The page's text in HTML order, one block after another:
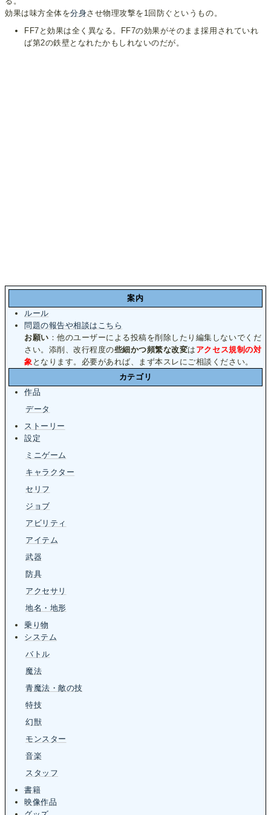
効果は味方全体を分身させ物理攻撃を1回防ぐというもの。
FF7と効果は全く異なる。FF7の効果がそのまま採用されていれ
ば第2の鉄壁となれたかもしれないのだが。
案内
ルール
問題の報告や相談はこちら
お願い ：他のユーザーによる投稿を削除したり編集しないでくだ
さい。添削、改行程度の些細かつ頻繁な改変は アクセス規制の対
象 となります。必要があれば、まず本スレにご相談ください。
カテゴリ
作品
データ
ストーリー
設定
ミニゲーム
キャラクター
セリフ
ジョブ
アビリティ
アイテム
武器
防具
アクセサリ
地名・地形
乗り物
システム
バトル
魔法
青魔法・敵の技
特技
幻獣
モンスター
音楽
スタッフ
書籍
映像作品